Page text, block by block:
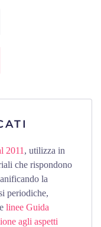
2011 , utilizza in
che rispondono
la
periodiche,
linee Guida
agli aspetti